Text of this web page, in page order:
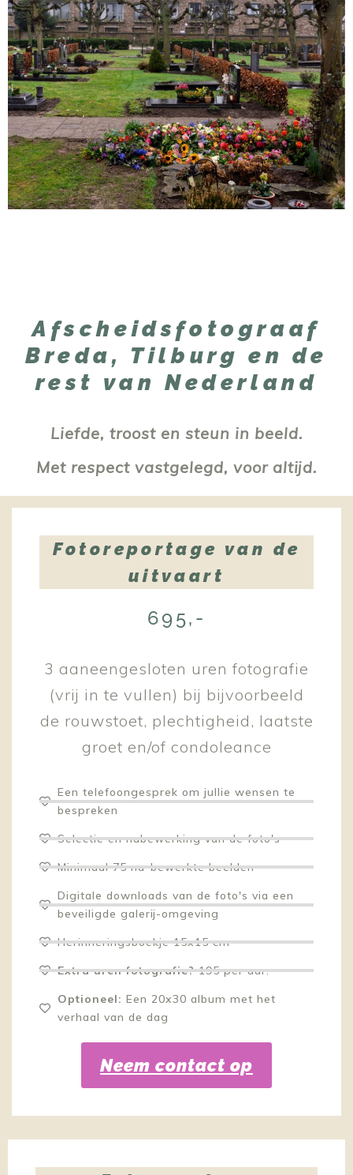
Afscheidsfotograaf
Breda, Tilburg en de
rest van Nederland
Liefde, troost en steun in beeld.
Met respect vastgelegd, voor altijd.
Fotoreportage van de
uitvaart
695,-
3 aaneengesloten uren fotografie
(vrij in te vullen) bij bijvoorbeeld
de rouwstoet, plechtigheid, laatste
groet en/of condoleance
Een telefoongesprek om jullie wensen te
bespreken
Selectie en nabewerking van de foto's
Minimaal 75 na-bewerkte beelden
Digitale downloads van de foto's via een
beveiligde galerij-omgeving
Herinneringsboekje 15x15 cm
Extra uren fotografie?195 per uur.
Optioneel: Een 20x30 album met het
verhaal van de dag
Neem contact op